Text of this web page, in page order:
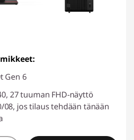
Gen 6
27 tuuman FHD-näyttö
jos tilaus tehdään tänään